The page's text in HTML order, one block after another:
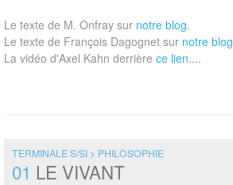
Le texte de M. Onfray sur notre blog.
Le texte de François Dagognet sur notre blog
La vidéo d'Axel Kahn derrière ce lien....
TERMINALE S/SI > PHILOSOPHIE
01 LE VIVANT